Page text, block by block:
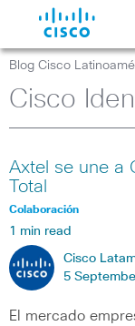
Blog Cisco
Cisco
Axtel se une a
Total
Colaboración
1 min read
Cisco
5
El mercado